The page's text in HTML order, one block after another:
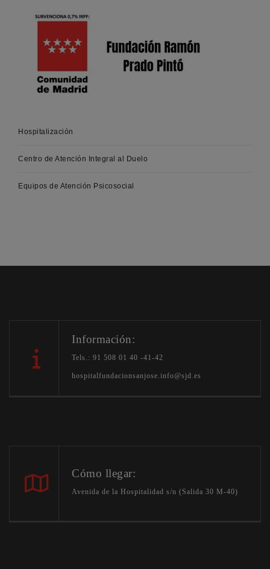
Hospitalización
Centro de Atención Integral al Duelo
Equipos de Atención Psicosocial
Información:
Tels.: 91 508 01 40 -41-42
hospitalfundacionsanjose.info@sjd.es
Cómo llegar:
Avenida de la Hospitalidad s/n (Salida 30 M-40)